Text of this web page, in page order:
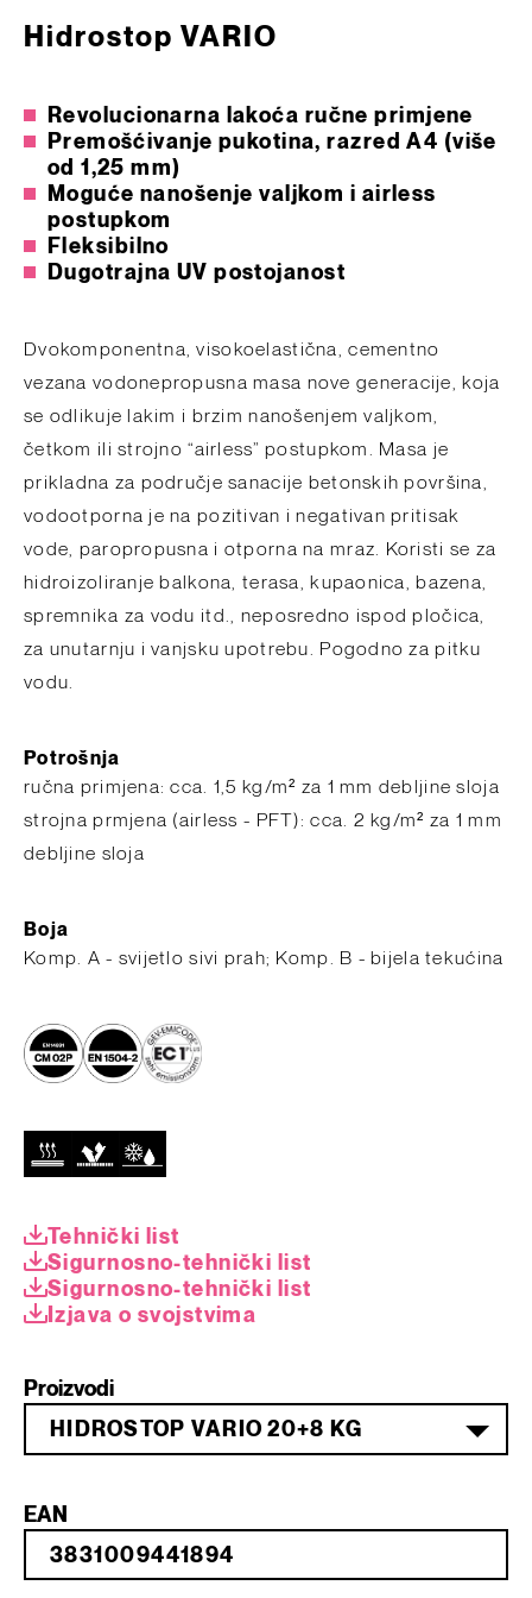
Hidrostop VARIO
Revolucionarna lakoća ručne primjene
Premošćivanje pukotina, razred A4 (više
od 1,25 mm)
Moguće nanošenje valjkom i airless
postupkom
Fleksibilno
Dugotrajna UV postojanost
Dvokomponentna, visokoelastična, cementno
vezana vodonepropusna masa nove generacije, koja
se odlikuje lakim i brzim nanošenjem valjkom,
četkom ili strojno “airless” postupkom. Masa je
prikladna za područje sanacije betonskih površina,
vodootporna je na pozitivan i negativan pritisak
vode, paropropusna i otporna na mraz. Koristi se za
hidroizoliranje balkona, terasa, kupaonica, bazena,
spremnika za vodu itd., neposredno ispod pločica,
za unutarnju i vanjsku upotrebu. Pogodno za pitku
vodu.
Potrošnja
ručna primjena: cca. 1,5 kg/m² za 1 mm debljine sloja
strojna prmjena (airless - PFT): cca. 2 kg/m² za 1 mm
debljine sloja
Boja
Komp. A - svijetlo sivi prah; Komp. B - bijela tekućina
Tehnički list
Sigurnosno-tehnički list
Sigurnosno-tehnički list
Izjava o svojstvima
Proizvodi
HIDROSTOP VARIO 20+8 KG
EAN